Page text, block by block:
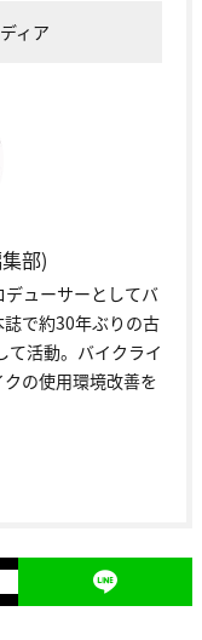
ィア
部)
ューサーとしてバ
で約30年ぶりの古
て活動。バイクライ
の使用環境改善を